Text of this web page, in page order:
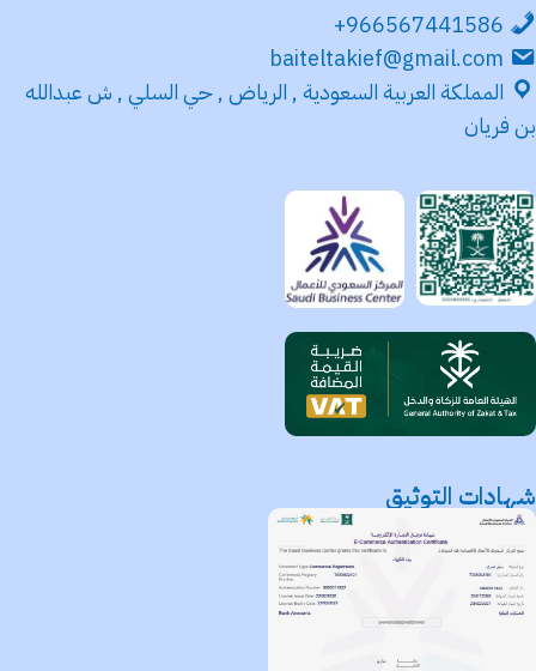
966567441586+
baiteltakief@gmail.com
المملكة العربية السعودية , الرياض , حي السلي , ش عبدالله
بن فريان
شهادات التوثيق